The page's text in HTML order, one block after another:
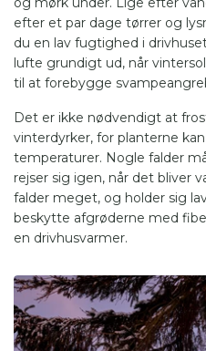
efter et par dage tørrer og
du en lav fugtighed i
lufte grundigt ud, når
til at forebygge
Det er ikke nødvendigt at
vinterdyrker, for planterne
temperaturer. Nogle falder
rejser sig igen, når det bliver
falder meget, og holder sig
beskytte afgrøderne med
en drivhusvarmer.